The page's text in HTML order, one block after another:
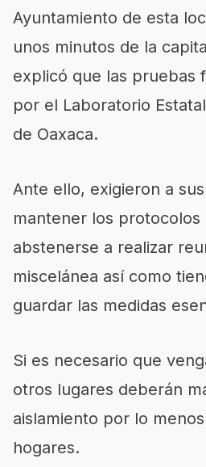
Ayuntamiento de esta
unos minutos de la
explicó que las pruebas
por el Laboratorio
de Oaxaca.
Ante ello, exigieron a
mantener los protocolos
abstenerse a realizar
miscelánea así como
guardar las medidas
Si es necesario que
otros lugares deberán
aislamiento por lo
hogares.